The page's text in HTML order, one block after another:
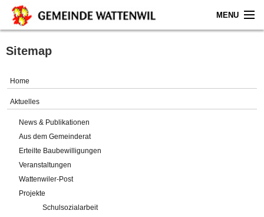
MENU
Home
Gemeinde
Verwaltung
Online-Service
Sitemap
Home
Aktuelles
News & Publikationen
Aus dem Gemeinderat
Erteilte Baubewilligungen
Veranstaltungen
Wattenwiler-Post
Projekte
Schulsozialarbeit